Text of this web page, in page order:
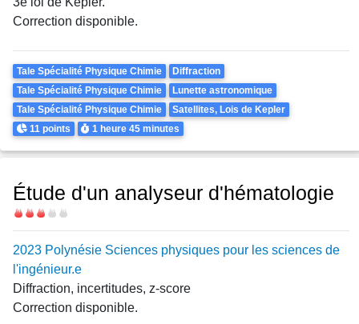
Correction disponible.
Theme
Tale Spécialité Physique Chimie
Diffraction
Tale Spécialité Physique Chimie
Lunette astronomique
Tale Spécialité Physique Chimie
Satellites, Lois de Kepler
Points
11 points Durée
1 heure45 minutes
Étude d'un analyseur d'hématologie
Difficulté
2023 Polynésie Sciences physiques pour les sciences de
l'ingénieur.e
Diffraction, incertitudes, z-score
Correction disponible.